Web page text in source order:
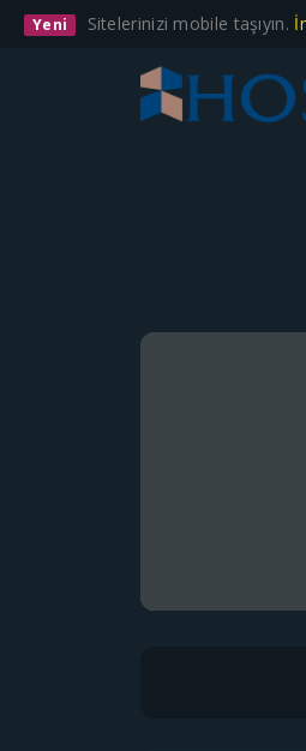
Yeni Sitelerinizi mobile taşıyın.